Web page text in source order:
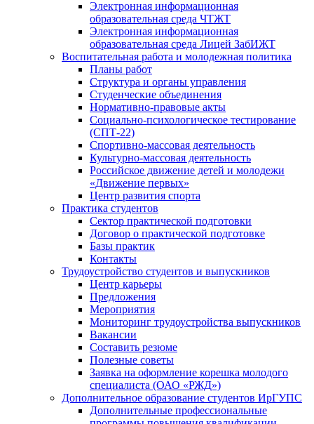
Электронная информационная
образовательная среда ЧТЖТ
Электронная информационная
образовательная среда Лицей ЗабИЖТ
Воспитательная работа и молодежная политика
Планы работ
Структура и органы управления
Студенческие объединения
Нормативно-правовые акты
Социально-психологическое тестирование
(СПТ-22)
Спортивно-массовая деятельность
Культурно-массовая деятельность
Российское движение детей и молодежи
«Движение первых»
Центр развития спорта
Практика студентов
Сектор практической подготовки
Договор о практической подготовке
Базы практик
Контакты
Трудоустройство студентов и выпускников
Центр карьеры
Предложения
Мероприятия
Мониторинг трудоустройства выпускников
Вакансии
Составить резюме
Полезные советы
Заявка на оформление корешка молодого
специалиста (ОАО «РЖД»)
Дополнительное образование студентов ИрГУПС
Дополнительные профессиональные